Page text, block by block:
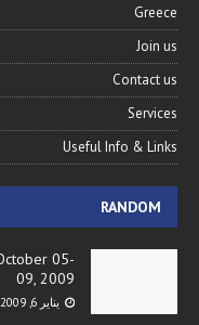
Greece
Join us
Contact us
Services
Useful Info & Links
RANDOM
05-
09, 2009
يناير 6, 2009